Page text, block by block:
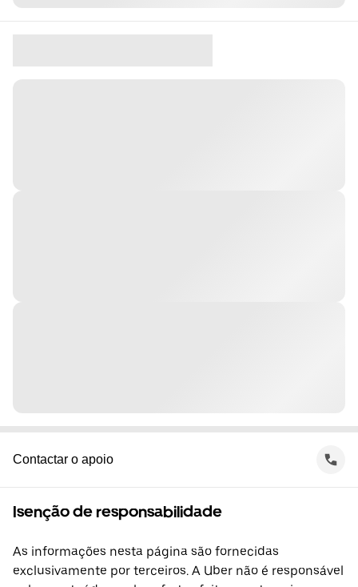
Contactar o apoio
Isenção de responsabilidade
As informações nesta página são fornecidas
exclusivamente por terceiros. A Uber não é responsável